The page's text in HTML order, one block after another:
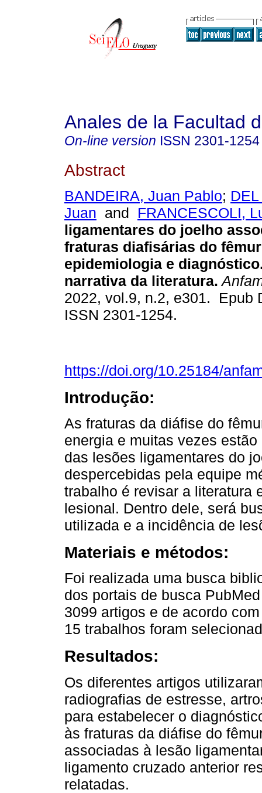
Anales de la Facultad
On-line version ISSN 2301-1254
Abstract
BANDEIRA, Juan Pablo;
Juan and FRANCESCOLI,
ligamentares do joelho
fraturas diafisárias do
epidemiologia e
narrativa da literatura.
2022, vol.9, n.2, e301. Epub
ISSN 2301-1254.
https://doi.org/10.25184/
Introdução:
As fraturas da diáfise do
energia e muitas vezes
das lesões ligamentares do
despercebidas pela equipe
trabalho é revisar a literatura
lesional. Dentro dele, será
utilizada e a incidência de
Materiais e métodos:
Foi realizada uma busca
dos portais de busca
3099 artigos e de acordo
15 trabalhos foram
Resultados:
Os diferentes artigos
radiografias de estresse,
para estabelecer o
às fraturas da diáfise do
associadas à lesão
ligamento cruzado anterior
relatadas.